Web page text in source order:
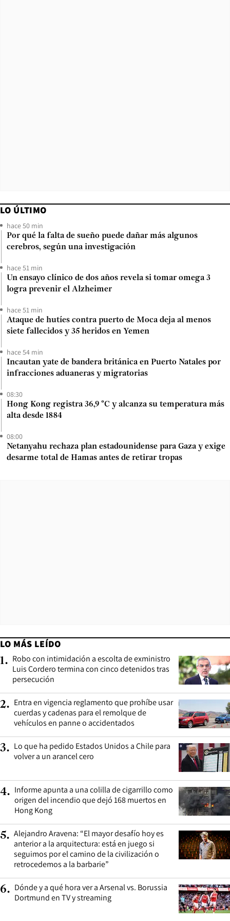
LO ÚLTIMO
hace 50 min
Por qué la falta de sueño puede dañar más algunos
cerebros, según una investigación
hace 51 min
Un ensayo clínico de dos años revela si tomar omega 3
logra prevenir el Alzheimer
hace 51 min
Ataque de hutíes contra puerto de Moca deja al menos
siete fallecidos y 35 heridos en Yemen
hace 54 min
Incautan yate de bandera británica en Puerto Natales por
infracciones aduaneras y migratorias
08:30
Hong Kong registra 36,9 °C y alcanza su temperatura más
alta desde 1884
08:00
Netanyahu rechaza plan estadounidense para Gaza y exige
desarme total de Hamas antes de retirar tropas
LO MÁS LEÍDO
1. Robo con intimidación a escolta de exministro
Luis Cordero termina con cinco detenidos tras
persecución
2. Entra en vigencia reglamento que prohíbe usar
cuerdas y cadenas para el remolque de
vehículos en panne o accidentados
3. Lo que ha pedido Estados Unidos a Chile para
volver a un arancel cero
4. Informe apunta a una colilla de cigarrillo como
origen del incendio que dejó 168 muertos en
Hong Kong
5. Alejandro Aravena: “El mayor desafío hoy es
anterior a la arquitectura: está en juego si
seguimos por el camino de la civilización o
retrocedemos a la barbarie”
6. Dónde y a qué hora ver a Arsenal vs. Borussia
Dortmund en TV y streaming